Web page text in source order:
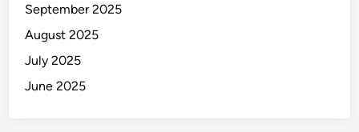
d
i
P
a
p
September 2025
August 2025
July 2025
June 2025